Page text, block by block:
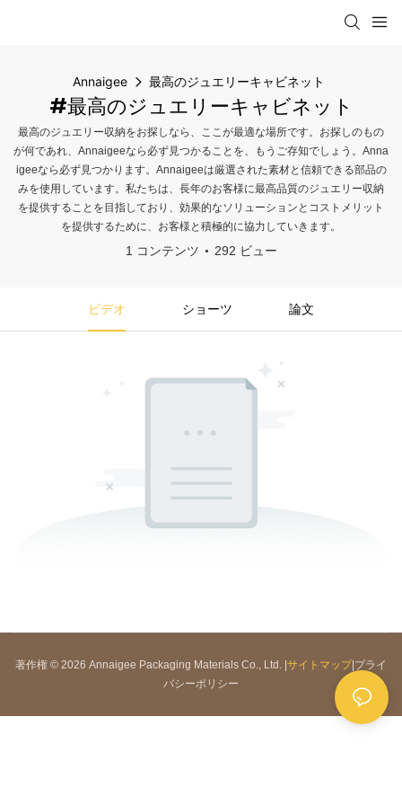
Annaigee 最高のジュエリーキャビネット
#最高のジュエリーキャビネット
最高のジュエリー収納をお探しなら、ここが最適な場所です。お探しのもの
が何であれ、Annaigeeなら必ず見つかることを、もうご存知でしょう。Anna
igeeなら必ず見つかります。Annaigeeは厳選された素材と信頼できる部品の
みを使用しています。私たちは、長年のお客様に最高品質のジュエリー収納
を提供することを目指しており、効果的なソリューションとコストメリット
を提供するために、お客様と積極的に協力していきます。
1 コンテンツ 292 ビュー
ビデオ ショーツ 論文
著作権 © 2026 Annaigee Packaging Materials Co., Ltd. |サイトマップ|プライ
バシーポリシー